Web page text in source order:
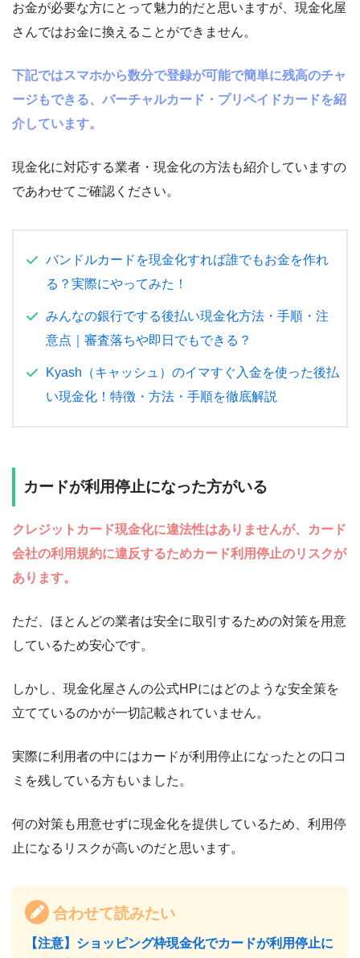
お金が必要な方にとって魅力的だと思いますが、現金化屋
さんではお金に換えることができません。
下記ではスマホから数分で登録が可能で簡単に残高のチャ
ージもできる、バーチャルカード・プリペイドカードを紹
介しています。
現金化に対応する業者・現金化の方法も紹介していますの
であわせてご確認ください。
バンドルカードを現金化すれば誰でもお金を作れ
る？実際にやってみた！
みんなの銀行でする後払い現金化方法・手順・注
意点｜審査落ちや即日でもできる？
Kyash（キャッシュ）のイマすぐ入金を使った後払
い現金化！特徴・方法・手順を徹底解説
カードが利用停止になった方がいる
クレジットカード現金化に違法性はありませんが、カード
会社の利用規約に違反するためカード利用停止のリスクが
あります。
ただ、ほとんどの業者は安全に取引するための対策を用意
しているため安心です。
しかし、現金化屋さんの公式HPにはどのような安全策を
立てているのかが一切記載されていません。
実際に利用者の中にはカードが利用停止になったとの口コ
ミを残している方もいました。
何の対策も用意せずに現金化を提供しているため、利用停
止になるリスクが高いのだと思います。
合わせて読みたい
【注意】ショッピング枠現金化でカードが利用停止に